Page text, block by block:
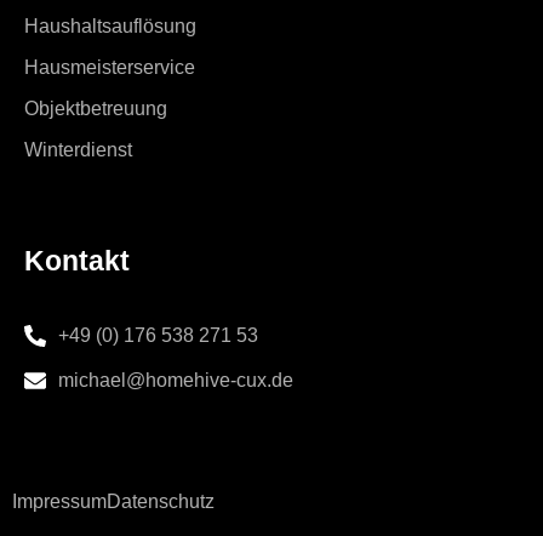
Haushaltsauflösung
Hausmeisterservice
Objektbetreuung
Winterdienst
Kontakt
+49 (0) 176 538 271 53
michael@homehive-cux.de
ImpressumDatenschutz